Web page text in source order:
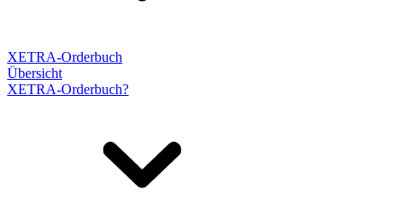
XETRA-Orderbuch
Übersicht
XETRA-Orderbuch?